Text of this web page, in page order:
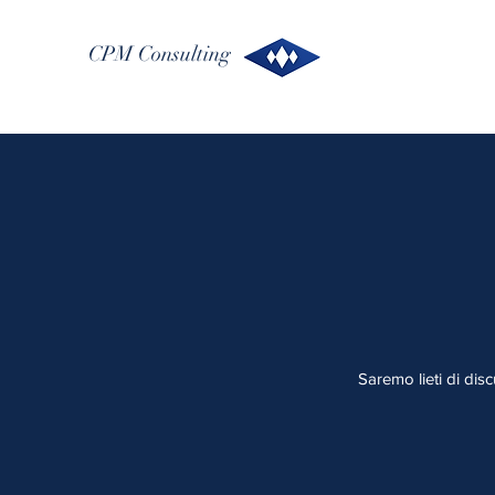
CPM Consulting
Saremo lieti di